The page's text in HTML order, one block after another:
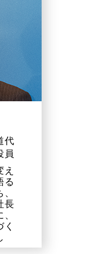
代
員
え
る
長